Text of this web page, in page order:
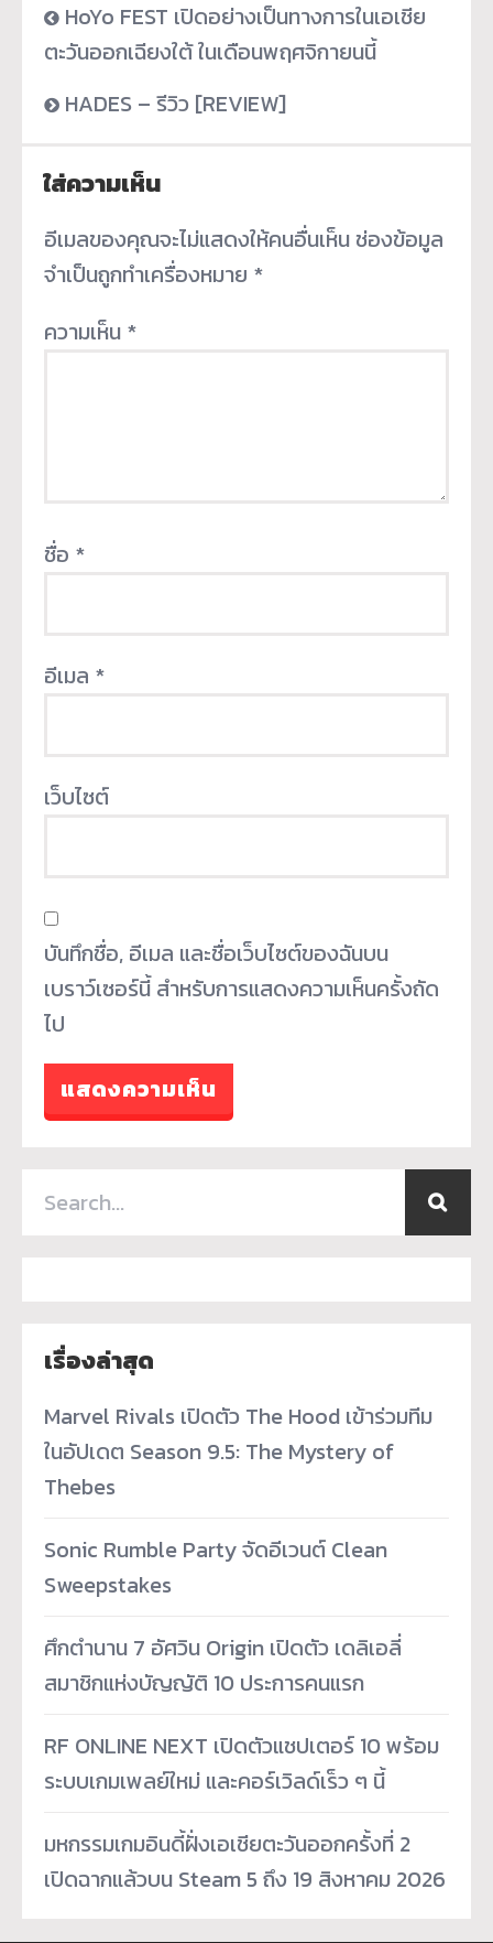
HoYo FEST เปิดอย่างเป็นทางการในเอเชีย
ตะวันออกเฉียงใต้ ในเดือนพฤศจิกายนนี้
HADES – รีวิว [REVIEW]
ใส่ความเห็น
อีเมลของคุณจะไม่แสดงให้คนอื่นเห็น ช่องข้อมูล
จำเป็นถูกทำเครื่องหมาย *
ความเห็น *
ชื่อ *
อีเมล *
เว็บไซต์
บันทึกชื่อ, อีเมล และชื่อเว็บไซต์ของฉันบน
เบราว์เซอร์นี้ สำหรับการแสดงความเห็นครั้งถัด
ไป
เรื่องล่าสุด
Marvel Rivals เปิดตัว The Hood เข้าร่วมทีม
ในอัปเดต Season 9.5: The Mystery of
Thebes
Sonic Rumble Party จัดอีเวนต์ Clean
Sweepstakes
ศึกตำนาน 7 อัศวิน Origin เปิดตัว เดลิเอลี่
สมาชิกแห่งบัญญัติ 10 ประการคนแรก
RF ONLINE NEXT เปิดตัวแชปเตอร์ 10 พร้อม
ระบบเกมเพลย์ใหม่ และคอร์เวิลด์เร็ว ๆ นี้
มหกรรมเกมอินดี้ฝั่งเอเชียตะวันออกครั้งที่ 2
เปิดฉากแล้วบน Steam 5 ถึง 19 สิงหาคม 2026